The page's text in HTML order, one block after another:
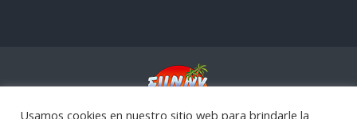
Usamos cookies en nuestro sitio web para brindarle la